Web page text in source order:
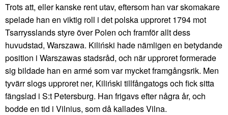
Trots att, eller kanske rent utav, eftersom han var skomakare
spelade han en viktig roll i det polska upproret 1794 mot
Tsarrysslands styre över Polen och framför allt dess
huvudstad, Warszawa. Kiliński hade nämligen en betydande
position i Warszawas stadsråd, och när upproret formerade
sig bildade han en armé som var mycket framgångsrik. Men
tyvärr slogs upproret ner, Kiliński tillfångatogs och fick sitta
fängslad i S:t Petersburg. Han frigavs efter några år, och
bodde en tid i Vilnius, som då kallades Vilna.